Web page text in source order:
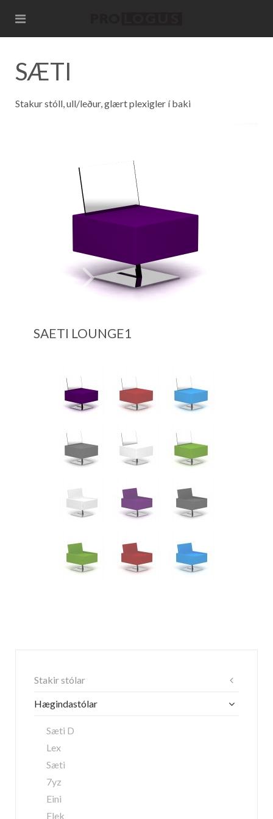
SÆTI
Stakur stóll, ull/leður, glært plexigler í baki
SAETI LOUNGE1
Stakir stólar
Hægindastólar
Sæti D
Lex
Sæti
7yz
Eini
Elek